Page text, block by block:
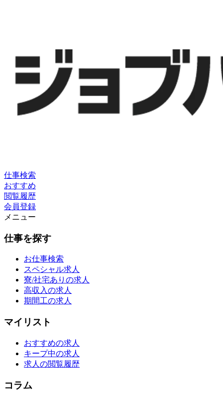
仕事検索
おすすめ
閲覧履歴
会員登録
メニュー
仕事を探す
お仕事検索
スペシャル求人
寮/社宅ありの求人
高収入の求人
期間工の求人
マイリスト
おすすめの求人
キープ中の求人
求人の閲覧履歴
コラム